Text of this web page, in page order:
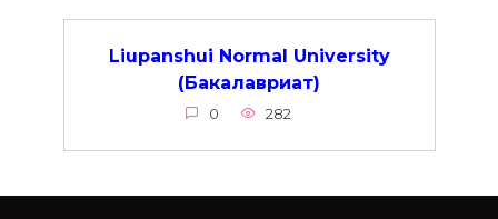
Liupanshui Normal University
(Бакалавриат)
0 282